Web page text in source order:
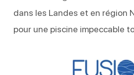
dans les Landes et en région
pour une piscine impeccable